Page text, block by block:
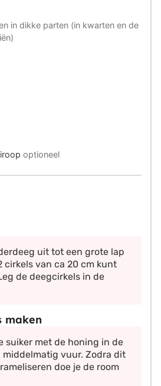
in dikke parten (in kwarten en de
optioneel
uit tot een grote lap
cirkels van ca 20 cm kunt
de deegcirkels in de
maken
suiker met de honing in de
middelmatig vuur. Zodra dit
doe je de room